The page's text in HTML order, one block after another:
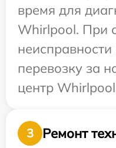
время для
Whirlpool. При
перевозку за
центр
3
Ремонт